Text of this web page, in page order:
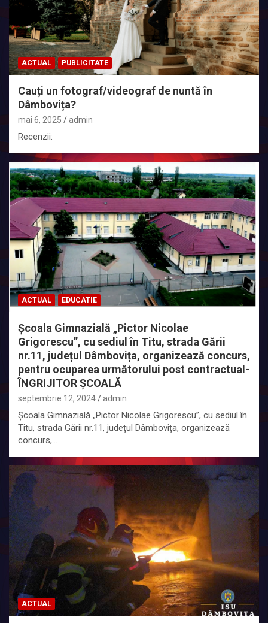
ACTUAL PUBLICITATE
Cauți un fotograf/videograf de nuntă în
Dâmbovița?
mai 6, 2025 admin
Recenzii:
ACTUAL EDUCATIE
Școala Gimnazială „Pictor Nicolae
Grigorescu”, cu sediul în Titu, strada Gării
nr.11, județul Dâmbovița, organizează concurs,
pentru ocuparea următorului post contractual-
ÎNGRIJITOR ȘCOALĂ
septembrie 12, 2024 admin
Școala Gimnazială „Pictor Nicolae Grigorescu”, cu sediul în
Titu, strada Gării nr.11, județul Dâmbovița, organizează
concurs,…
ACTUAL